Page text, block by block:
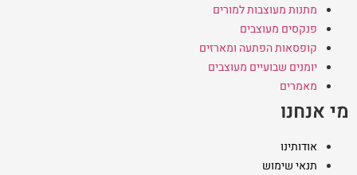
מתנות מעוצבות למורים
פנקסים מעוצבים
קופסאות הפתעה ומארזים
יומנים שבועיים מעוצבים
מאמרים
מי אנחנו
אודותינו
תנאי שימוש